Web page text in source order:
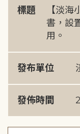
標題
【淡
書，設
用。
發布單位
發佈時間